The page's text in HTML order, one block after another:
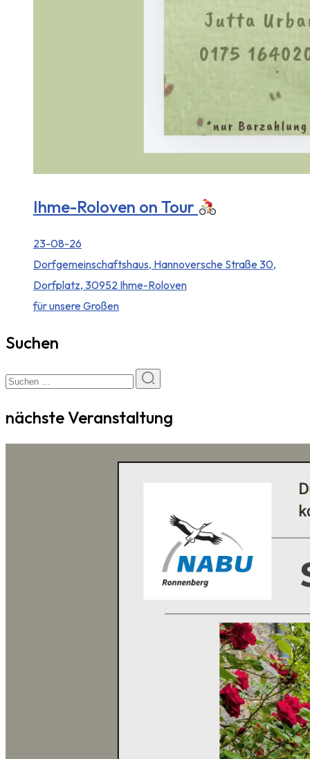
Ihme-Roloven on Tour
23-08-26
Dorfgemeinschaftshaus, Hannoversche Straße 30,
Dorfplatz, 30952 Ihme-Roloven
für unsere Großen
Suchen
nächste Veranstaltung